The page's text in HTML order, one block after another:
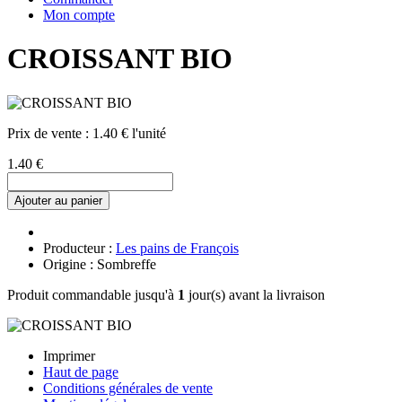
Mon compte
CROISSANT BIO
Prix de vente : 1.40 € l'unité
1.40 €
Ajouter au panier
Producteur : Les pains de François
Origine : Sombreffe
Produit commandable jusqu'à 1 jour(s) avant la livraison
Imprimer
Haut de page
Conditions générales de vente